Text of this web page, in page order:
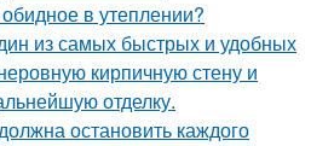
в утеплении?
из самых быстрых и удобных
кирпичную стену и
отделку.
остановить каждого